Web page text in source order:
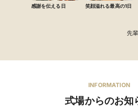
新婦 110,000円〜／新郎
スエヒロドレスの試着付きフェアでチ
スのメニューを取り入れたシ
感謝を伝える日 笑顔溢れる最高の1日
先
INFORMATION
式場からのお知